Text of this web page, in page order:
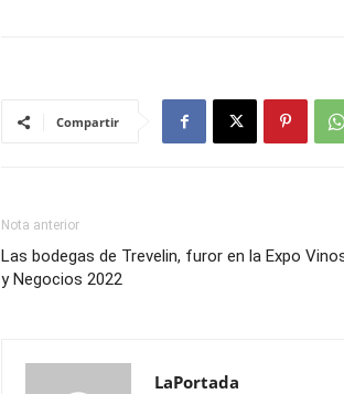
Compartir
Nota anterior
Las bodegas de Trevelin, furor en la Expo
y Negocios 2022
LaPortada